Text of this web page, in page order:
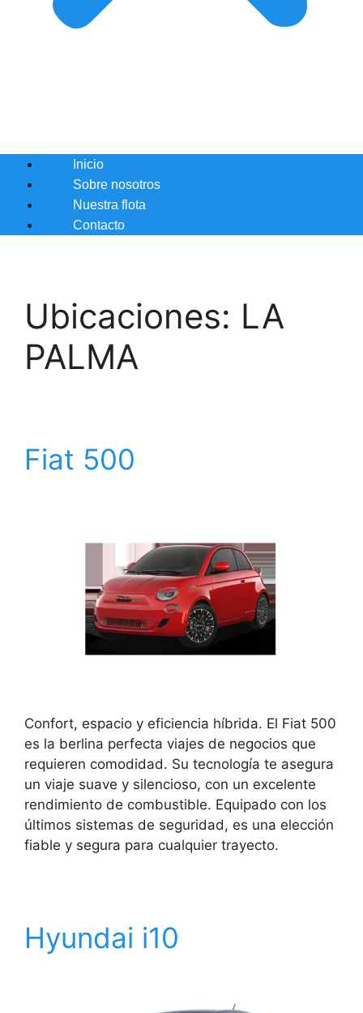
Inicio
Sobre nosotros
Nuestra flota
Contacto
Ubicaciones: LA
PALMA
Fiat 500
Confort, espacio y eficiencia híbrida. El Fiat 500
es la berlina perfecta viajes de negocios que
requieren comodidad. Su tecnología te asegura
un viaje suave y silencioso, con un excelente
rendimiento de combustible. Equipado con los
últimos sistemas de seguridad, es una elección
fiable y segura para cualquier trayecto.
Hyundai i10